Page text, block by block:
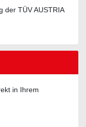
der TÜV AUSTRIA
in Ihrem